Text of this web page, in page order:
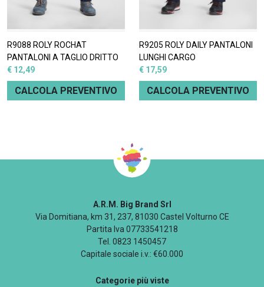
R9088 ROLY ROCHAT
PANTALONI A TAGLIO DRITTO
€ 12,49
CALCOLA PREVENTIVO
R9205 ROLY DAILY PANTALONI
LUNGHI CARGO
€ 17,59
CALCOLA PREVENTIVO
A.R.M. Big Brand Srl
Via Domitiana, km 31, 237, 81030 Castel Volturno CE
Partita Iva 07733541218
Tel. 0823 1450457
Capitale sociale i.v.: €60.000
Categorie più viste